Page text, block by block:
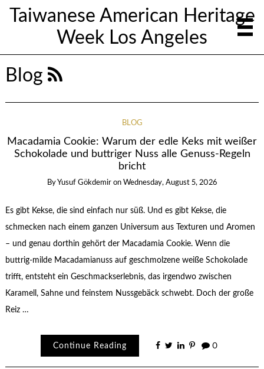
Taiwanese American Heritage
Week Los Angeles
Blog
BLOG
Macadamia Cookie: Warum der edle Keks mit weißer
Schokolade und buttriger Nuss alle Genuss-Regeln
bricht
ByYusuf Gökdemir on Wednesday, August 5, 2026
Es gibt Kekse, die sind einfach nur süß. Und es gibt Kekse, die
schmecken nach einem ganzen Universum aus Texturen und Aromen
– und genau dorthin gehört der Macadamia Cookie. Wenn die
buttrig-milde Macadamianuss auf geschmolzene weiße Schokolade
trifft, entsteht ein Geschmackserlebnis, das irgendwo zwischen
Karamell, Sahne und feinstem Nussgebäck schwebt. Doch der große
Reiz …
Continue Reading 0